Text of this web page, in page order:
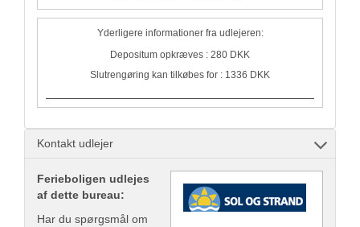
Yderligere informationer fra udlejeren:
Depositum opkræves : 280 DKK
Slutrengøring kan tilkøbes for : 1336 DKK
Kontakt udlejer
Ferieboligen udlejes
af dette bureau:
Har du spørgsmål om